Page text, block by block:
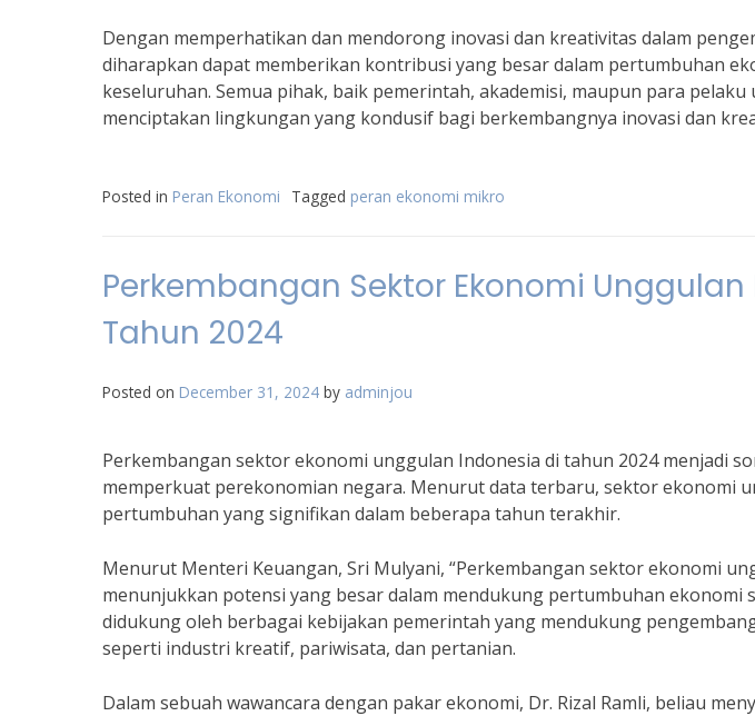
Dengan memperhatikan dan mendorong inovasi dan kreativitas dalam
diharapkan dapat memberikan kontribusi yang besar dalam pertumbuhan
keseluruhan. Semua pihak, baik pemerintah, akademisi, maupun para
menciptakan lingkungan yang kondusif bagi berkembangnya inovasi dan
Posted in Peran Ekonomi Tagged peran ekonomi mikro
Perkembangan Sektor Ekonomi
Tahun 2024
Posted on December 31, 2024 by adminjou
Perkembangan sektor ekonomi unggulan Indonesia di tahun 2024 menjadi
memperkuat perekonomian negara. Menurut data terbaru, sektor ekonomi
pertumbuhan yang signifikan dalam beberapa tahun terakhir.
Menurut Menteri Keuangan, Sri Mulyani, “Perkembangan sektor ekonomi
menunjukkan potensi yang besar dalam mendukung pertumbuhan ekonomi
didukung oleh berbagai kebijakan pemerintah yang mendukung
seperti industri kreatif, pariwisata, dan pertanian.
Dalam sebuah wawancara dengan pakar ekonomi, Dr. Rizal Ramli, beliau